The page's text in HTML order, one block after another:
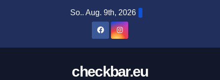
So.. Aug. 9th, 2026
checkbar.eu